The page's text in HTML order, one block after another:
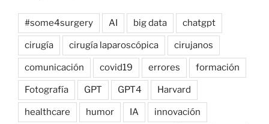
#some4surgery AI big data chatgpt
cirugía cirugía laparoscópica cirujanos
comunicación covid19 errores formación
Fotografía GPT GPT4 Harvard
healthcare humor IA innovación